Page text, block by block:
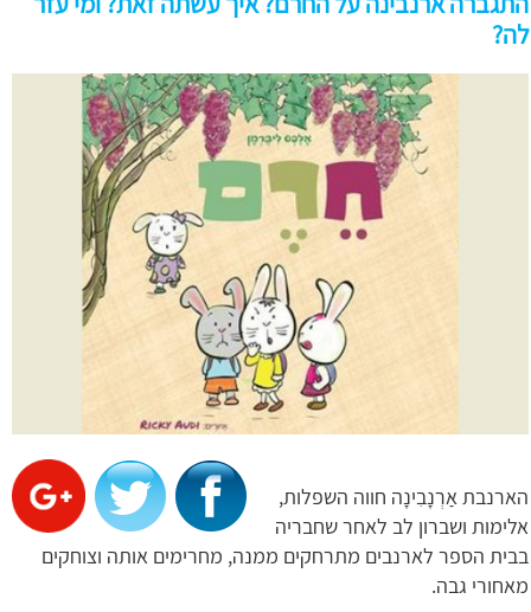
לה?
הארנבת אַרְנָבִינָה חווה השפלות,
אלימות ושברון לב לאחר שחבריה
בבית הספר לארנבים מתרחקים ממנה, מחרימים אותה וצוחקים
מאחורי גבה.